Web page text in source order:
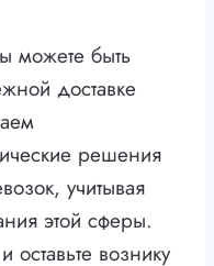
можете быть
доставке
решения
учитывая
этой сферы.
оставьте вознику